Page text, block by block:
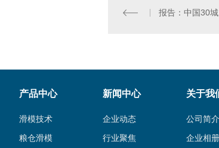
报告：中国30
产品中心
滑模技术
粮仓滑模
新闻中心
企业动态
行业聚焦
关于我
公司简介
企业相册